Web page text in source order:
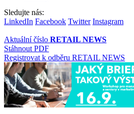
Sledujte nás:
LinkedIn Facebook Twitter Instagram
Aktuální číslo RETAIL NEWS
Stáhnout PDF
Registrovat k odběru RETAIL NEWS